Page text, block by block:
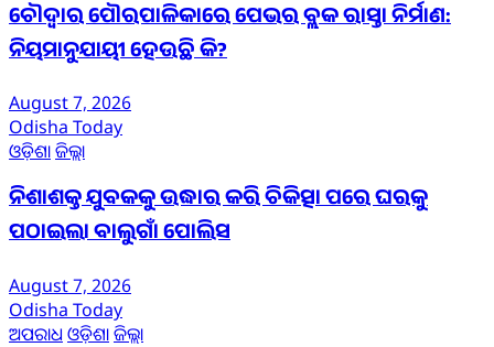
ଚୌଦ୍ୱାର ପୌରପାଳିକାରେ ପେଭର ବ୍ଲକ ରାସ୍ତା ନିର୍ମାଣ:
ନିୟମାନୁଯାୟୀ ହେଉଛି କି?
August 7, 2026
Odisha Today
ଓଡ଼ିଶାଜିଲ୍ଲା
ନିଶାଶକ୍ତ ଯୁବକକୁ ଉଦ୍ଧାର କରି ଚିକିତ୍ସା ପରେ ଘରକୁ
ପଠାଇଲା ବାଲୁଗାଁ ପୋଲିସ
August 7, 2026
Odisha Today
ଅପରାଧ ଓଡ଼ିଶାଜିଲ୍ଲା